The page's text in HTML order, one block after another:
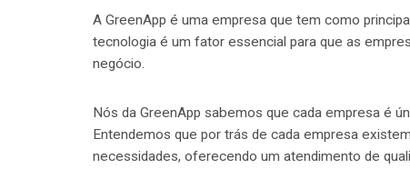
A GreenApp é uma empresa que tem como
tecnologia é um fator essencial para que as
negócio.
Nós da GreenApp sabemos que cada empresa é
Entendemos que por trás de cada empresa
necessidades, oferecendo um atendimento de